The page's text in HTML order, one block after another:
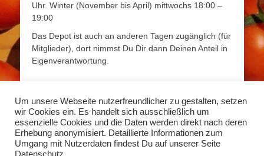
Uhr. Winter (November bis April) mittwochs 18:00 –
19:00
Das Depot ist auch an anderen Tagen zugänglich (für
Mitglieder), dort nimmst Du Dir dann Deinen Anteil in
Eigenverantwortung.
Mehr Infos
Mehr Informationen zum Thema Solidarische
Landwirtschaft findet Ihr unterwww.solidarische-
landwirtschaft.org
Um unsere Webseite nutzerfreundlicher zu gestalten, setzen
wir Cookies ein. Es handelt sich ausschließlich um
essenzielle Cookies und die Daten werden direkt nach deren
Erhebung anonymisiert. Detaillierte Informationen zum
Umgang mit Nutzerdaten findest Du auf unserer Seite